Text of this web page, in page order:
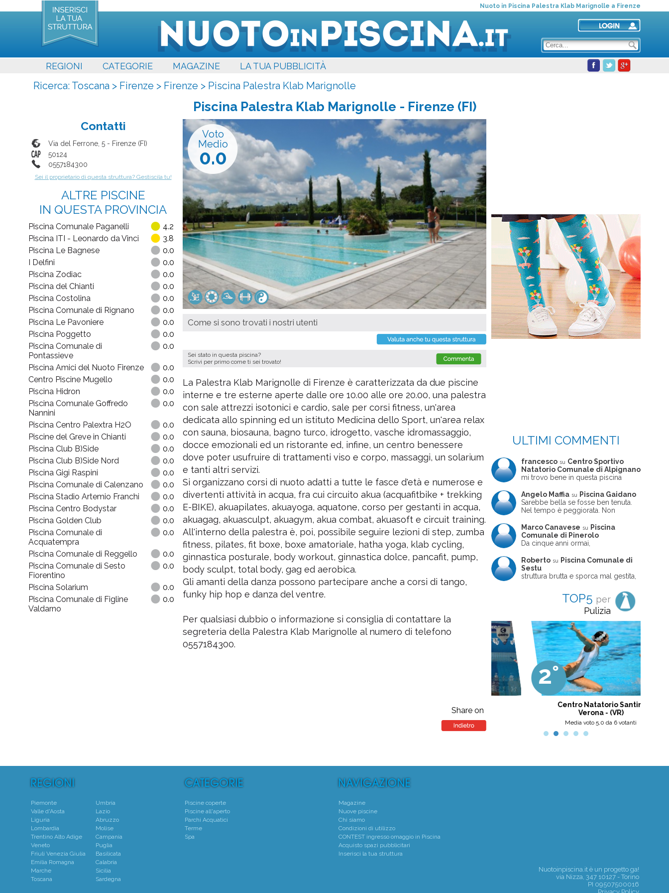
Nuoto in Piscina Palestra Klab Marignolle a Firenze
REGIONI CATEGORIE MAGAZINE LA TUA PUBBLICITÀ
Ricerca: Toscana > Firenze > Firenze > Piscina Palestra Klab Marignolle
Piscina Palestra Klab Marignolle - Firenze (FI)
Voto
Medio
0.0
Come si sono trovati i nostri utenti
Sei stato in questa piscina?
Scrivi per primo come ti sei trovato!
La Palestra Klab Marignolle di Firenze è caratterizzata da due piscine
interne e tre esterne aperte dalle ore 10.00 alle ore 20.00, una palestra
con sale attrezzi isotonici e cardio, sale per corsi fitness, un'area
dedicata allo spinning ed un istituto Medicina dello Sport, un'area relax
con sauna, biosauna, bagno turco, idrogetto, vasche idromassaggio,
docce emozionali ed un ristorante ed, infine, un centro benessere
dove poter usufruire di trattamenti viso e corpo, massaggi, un solarium
e tanti altri servizi.
Si organizzano corsi di nuoto adatti a tutte le fasce d'età e numerose e
divertenti attività in acqua, fra cui circuito akua (acquafitbike + trekking
E-BIKE), akuapilates, akuayoga, aquatone, corso per gestanti in acqua,
akuagag, akuasculpt, akuagym, akua combat, akuasoft e circuit training.
All'interno della palestra è, poi, possibile seguire lezioni di step, zumba
fitness, pilates, fit boxe, boxe amatoriale, hatha yoga, klab cycling,
ginnastica posturale, body workout, ginnastica dolce, pancafit, pump,
body sculpt, total body, gag ed aerobica.
Gli amanti della danza possono partecipare anche a corsi di tango,
funky hip hop e danza del ventre.
Per qualsiasi dubbio o informazione si consiglia di contattare la
segreteria della Palestra Klab Marignolle al numero di telefono
0557184300.
Share on
Contatti
Via del Ferrone, 5 - Firenze (FI)
50124
0557184300
Sei il proprietario di questa struttura? Gestiscila tu!
ALTRE PISCINE
IN QUESTA PROVINCIA
Piscina Comunale Paganelli
4.2
Piscina ITI - Leonardo da Vinci
3.8
Piscina Le Bagnese
0.0
I Delfini
0.0
Piscina Zodiac
0.0
Piscina del Chianti
0.0
Piscina Costolina
0.0
Piscina Comunale di Rignano
0.0
Piscina Le Pavoniere
0.0
Piscina Poggetto
0.0
Piscina Comunale di
Pontassieve
0.0
Piscina Amici del Nuoto Firenze
0.0
Centro Piscine Mugello
0.0
Piscina Hidron
0.0
Piscina Comunale Goffredo
Nannini
0.0
Piscina Centro Palextra H2O
0.0
Piscine del Greve in Chianti
0.0
Piscina Club B)Side
0.0
Piscina Club B)Side Nord
0.0
Piscina Gigi Raspini
0.0
Piscina Comunale di Calenzano
0.0
Piscina Stadio Artemio Franchi
0.0
Piscina Centro Bodystar
0.0
Piscina Golden Club
0.0
Piscina Comunale di
Acquatempra
0.0
Piscina Comunale di Reggello
0.0
Piscina Comunale di Sesto
Fiorentino
0.0
Piscina Solarium
0.0
Piscina Comunale di Figline
Valdarno
0.0
ULTIMI COMMENTI
francesco su Centro Sportivo
Natatorio Comunale di Alpignano
mi trovo bene in questa piscina
Angelo Maffia su
Piscina Gaidano
Sarebbe bella se fosse ben tenuta.
Nel tempo è peggiorata. Non
ne usciva insieme a me non ha
ritrovato le sue scarpe! Peccato
perché potrebbe essere un'ottima
frequentata non magnificamente
Marco Canavese su
Piscina
Comunale di Pinerolo
Da cinque anni ormai,
pomeriggio trascorro cinque-sei ore
in questa magnifica piscina con i miei
due figli che sono letteralmente
piccola, un po' in vasca grande, negli
spazi riservati al nuoto libero,
giochiamo, nuotiamo e facciamo
apnea insieme (sono stato assistente
bagnanti ed istruttore di nuoto in
gioventù, ora lo faccio per loro
come papà). Si tratta di una struttura
molto accogliente, pulita, bella,
gestita da personale di grande
professionalità, umanità e cortesia.
Ottima scelta, nel pinerolese il
meglio, secondo me.
Roberto su
Piscina Comunale di
Sestu
struttura brutta e sporca mal gestita,
poco professionale. la sconsiglio a
tutti coloro che amano le cose fatte
seriamente poiché é tutto
TOP5 per
Pulizia
Media voto 5,0 da 7 votanti
2°
Centro Natatorio Santini
Verona - (VR)
Media voto 5,0 da 6 votanti
Piemonte
Valle d'Aosta
Liguria
Lombardia
Trentino Alto Adige
Veneto
Friuli Venezia Giulia
Emilia Romagna
Marche
Toscana
Umbria
Lazio
Abruzzo
Molise
Campania
Puglia
Basilicata
Calabria
Sicilia
Sardegna
Piscine coperte
Piscine all'aperto
Parchi Acquatici
Terme
Spa
Magazine
Nuove piscine
Chi siamo
Condizioni di utilizzo
CONTEST ingresso omaggio in Piscina
Acquisto spazi pubblicitari
Inserisci la tua struttura
Nuotoinpiscina.it è un progetto ga!
via Nizza, 347 10127 - Torino
PI 09507500016